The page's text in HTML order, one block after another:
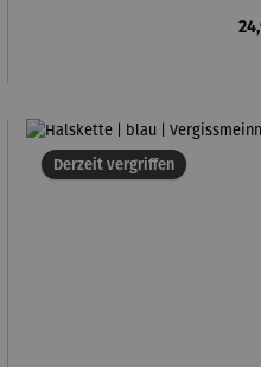
Derzeit vergriffen